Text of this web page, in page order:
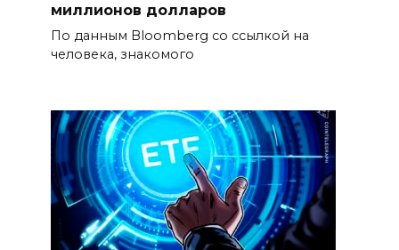
миллионов долларов
По данным Bloomberg со ссылкой на
человека, знакомого